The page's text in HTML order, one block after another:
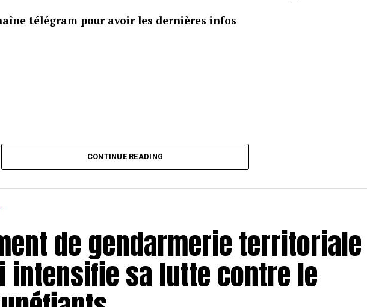
télégram pour avoir les dernières infos
CONTINUE READING
de gendarmerie territoriale
intensifie sa lutte contre le